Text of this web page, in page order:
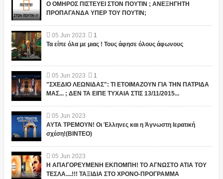
Ο ΟΜΗΡΟΣ ΠΙΣΤΕΥΕΙ ΣΤΟΝ ΠΟΥΤΙΝ ; ΑΝΕΞΗΓΗΤΗ
ΠΡΟΠΑΓΑΝΔΑ ΥΠΕΡ ΤΟΥ ΠΟΥΤΙΝ;
05 Jun 2023
1
Τα είπε όλα με μιας ! Τους άφησε όλους άφωνους
05 Jun 2023
1
"ΣΧΕΔΙΟ ΛΕΩΝΙΔΑΣ": ΤΙ ΕΤΟΙΜΑΖΟΥΝ ΓΙΑ ΤΗΝ ΠΑΤΡΙΔΑ
ΜΑΣ... ; ΔΕΝ ΤΑ ΕΙΠΕ ΤΥΧΑΙΑ ΣΤΙΣ 13/11/2015...
05 Jun 2023
ΑΥΤΑ ΤΡΕΜΟΥΝ! Οι Έλληνες και η Άγνωστη Ιερατική
σχέση!(ΒΙΝΤΕΟ)
05 Jun 2023
Η ΑΠΑΓΟΡΕΥΜΕΝΗ ΕΚΠΟΜΠΗ! ΤΟ ΑΓΝΩΣΤΟ ΑΤΙΑ ΤΟΥ
ΤΕΣΛΑ....!!! ΤΑΞΙΔΙΑ ΣΤΟ ΧΡΟΝΟ-ΠΡΟΓΡΑΜΜΑ